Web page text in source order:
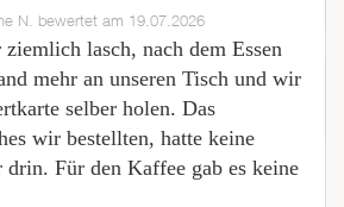
N. bewertet am 19.07.2026
lasch, nach dem Essen
mehr an unseren Tisch und wir
selber holen. Das
wir bestellten, hatte keine
drin. Für den Kaffee gab es keine